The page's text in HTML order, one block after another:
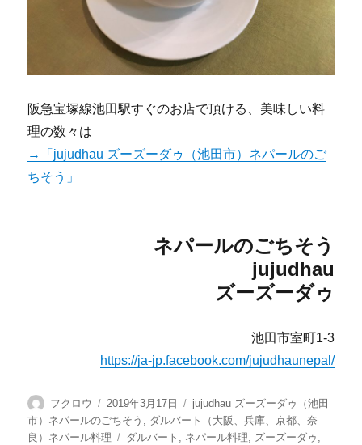
阪急宝塚線池田駅すぐのお店で頂ける、美味しい料
理の数々は
→「jujudhau ズーズーダゥ（池田市）ネパールのご
ちそう」
ネパールのごちそう
jujudhau
ズーズーダゥ
池田市室町1-3
https://ja-jp.facebook.com/jujudhaunepal/
投
稿
者
フクロウ
投
稿
日:
2019年3月17日
カ
テ
ゴ
jujudhau ズーズーダゥ（池田
市）ネパールのごちそう , ダルバート（大阪、兵庫、京都、奈
良）ネパール料理
タ
ダルバート , ネパール料理, ズーズーダゥ ,